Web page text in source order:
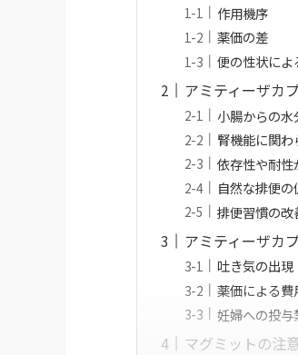
作用機序
薬価の差
便の性状によ
アミティーザカ
小腸からの水
腎機能に関
依存性や耐性
自然な排便の
排便習慣の改
アミティーザカ
吐き気の出現
薬価による費
妊婦への投与
マグミットの注